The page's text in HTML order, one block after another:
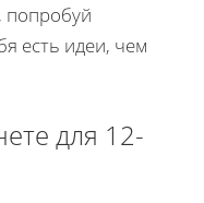
попробуй
есть идеи, чем
для 12-